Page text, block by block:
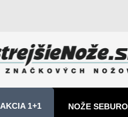
AKCIA 1+1 NOŽE SEBURO